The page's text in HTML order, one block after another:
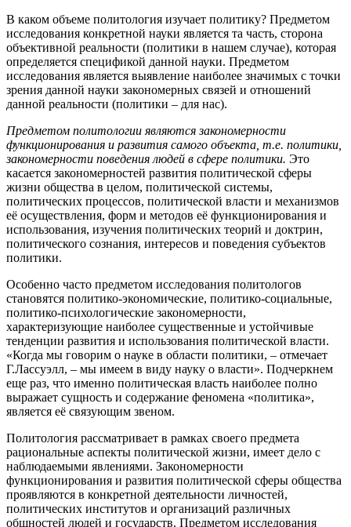
В каком объеме политология изучает политику? Предметом
исследования конкретной науки является та часть, сторона
объективной реальности (политики в нашем случае), которая
определяется спецификой данной науки. Предметом
исследования является выявление наиболее значимых с точки
зрения данной науки закономерных связей и отношений
данной реальности (политики – для нас).
Предметом политологии являются закономерности
функционирования и развития самого объекта, т.е. политики,
закономерности поведения людей в сфере политики. Это
касается закономерностей развития политической сферы
жизни общества в целом, политической системы,
политических процессов, политической власти и механизмов
её осуществления, форм и методов её функционирования и
использования, изучения политических теорий и доктрин,
политического сознания, интересов и поведения субъектов
политики.
Особенно часто предметом исследования политологов
становятся политико-экономические, политико-социальные,
политико-психологические закономерности,
характеризующие наиболее существенные и устойчивые
тенденции развития и использования политической власти.
«Когда мы говорим о науке в области политики, – отмечает
Г.Лассуэлл, – мы имеем в виду науку о власти». Подчеркнем
еще раз, что именно политическая власть наиболее полно
выражает сущность и содержание феномена «политика»,
является её связующим звеном.
Политология рассматривает в рамках своего предмета
рациональные аспекты политической жизни, имеет дело с
наблюдаемыми явлениями. Закономерности
функционирования и развития политической сферы общества
проявляются в конкретной деятельности личностей,
политических институтов и организаций различных
общностей людей и государств. Предметом исследования